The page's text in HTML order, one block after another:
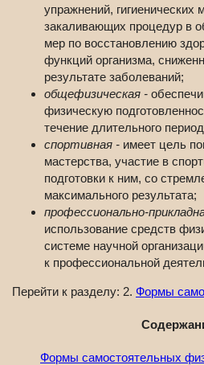
упражнений, гигиенических
закаливающих процедур в
мер по восстановлению
функций организма,
результате заболеваний;
общефизическая -
физическую
течение длительного
спортивная - имеет цель
мастерства, участие в
подготовки к ним, со
максимального результата;
профессионально-
использование средств
системе научной
к профессиональной
Перейти к разделу: 2. Формы
Формы самостоятельных